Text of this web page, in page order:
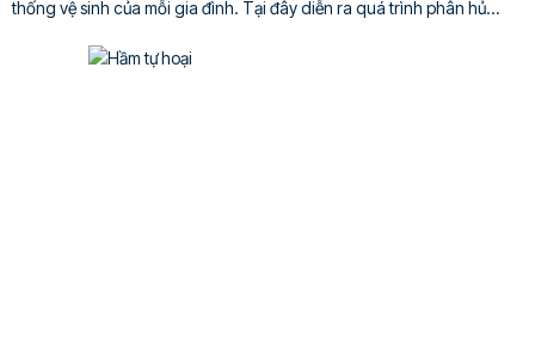
thống vệ sinh của mỗi gia đình. Tại đây diễn ra quá trình phân hủ...